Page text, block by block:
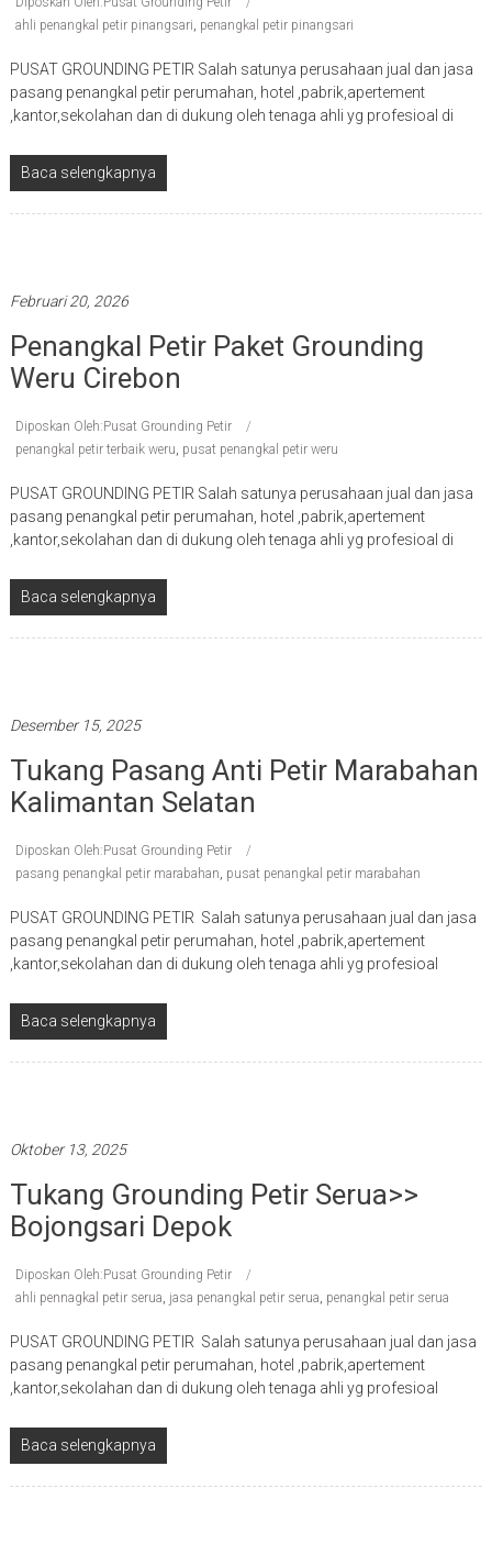
ahli penangkal petir pinangsari, penangkal petir pinangsari
PUSAT GROUNDING PETIR Salah satunya perusahaan jual dan jasa
pasang penangkal petir perumahan, hotel ,pabrik,apertement
,kantor,sekolahan dan di dukung oleh tenaga ahli yg profesioal di
Baca selengkapnya
Februari 20, 2026
Penangkal Petir Paket Grounding
Weru Cirebon
Diposkan Oleh:Pusat Grounding Petir
penangkal petir terbaik weru, pusat penangkal petir weru
PUSAT GROUNDING PETIR Salah satunya perusahaan jual dan jasa
pasang penangkal petir perumahan, hotel ,pabrik,apertement
,kantor,sekolahan dan di dukung oleh tenaga ahli yg profesioal di
Baca selengkapnya
Desember 15, 2025
Tukang Pasang Anti Petir Marabahan
Kalimantan Selatan
Diposkan Oleh:Pusat Grounding Petir
pasang penangkal petir marabahan, pusat penangkal petir marabahan
PUSAT GROUNDING PETIR Salah satunya perusahaan jual dan jasa
pasang penangkal petir perumahan, hotel ,pabrik,apertement
,kantor,sekolahan dan di dukung oleh tenaga ahli yg profesioal
Baca selengkapnya
Oktober 13, 2025
Tukang Grounding Petir Serua>>
Bojongsari Depok
Diposkan Oleh:Pusat Grounding Petir
ahli pennagkal petir serua, jasa penangkal petir serua, penangkal petir serua
PUSAT GROUNDING PETIR Salah satunya perusahaan jual dan jasa
pasang penangkal petir perumahan, hotel ,pabrik,apertement
,kantor,sekolahan dan di dukung oleh tenaga ahli yg profesioal
Baca selengkapnya